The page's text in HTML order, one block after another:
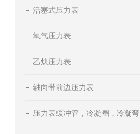
活塞式压力表
氧气压力表
乙炔压力表
轴向带前边压力表
压力表缓冲管，冷凝圈，冷凝弯